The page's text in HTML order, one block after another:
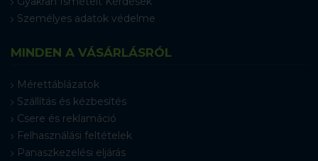
Személyes adatok védelme
MINDEN A VÁSÁRLÁSRÓL
Mérettáblázatok
Szállítás és kézbesítés
Csere és reklamáció
Felhasználási feltételek
Panaszkezelési eljárás